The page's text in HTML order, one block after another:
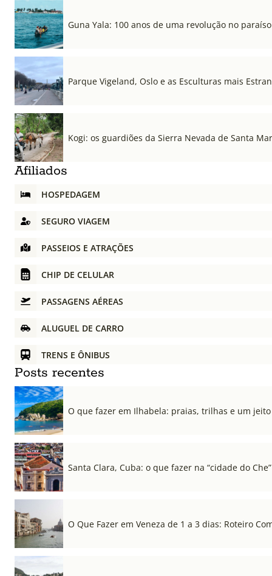
Guna Yala: 100 anos de uma revolução no
Parque Vigeland, Oslo e as Esculturas mais
Kogi: os guardiões da Sierra Nevada de Santa
Afiliados
HOSPEDAGEM
SEGURO VIAGEM
PASSEIOS E ATRAÇÕES
CHIP DE CELULAR
PASSAGENS AÉREAS
ALUGUEL DE CARRO
TRENS E ÔNIBUS
Posts recentes
O que fazer em Ilhabela: praias, trilhas e um
Santa Clara, Cuba: o que fazer na “cidade do Che”
O Que Fazer em Veneza de 1 a 3 dias: Roteiro